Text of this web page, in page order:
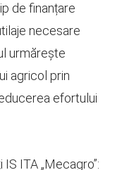
de finanțare
necesare
urmărește
agricol prin
efortului
ITA „Mecagro”: